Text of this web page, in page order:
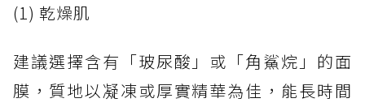
(1) 乾燥肌
建議選擇含有「玻尿酸」或「角鯊烷」的面
膜，質地以凝凍或厚實精華為佳，能長時間